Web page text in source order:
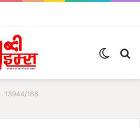
: 13944/168